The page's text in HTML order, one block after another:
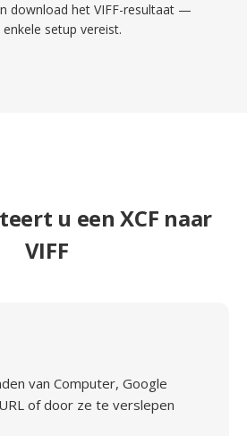
download het VIFF-resultaat —
enkele setup vereist.
u een XCF naar
VIFF
van Computer, Google
of door ze te verslepen